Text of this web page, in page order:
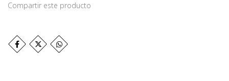
Compartir este producto